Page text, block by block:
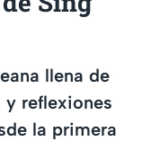
llena de
y reflexiones
la primera